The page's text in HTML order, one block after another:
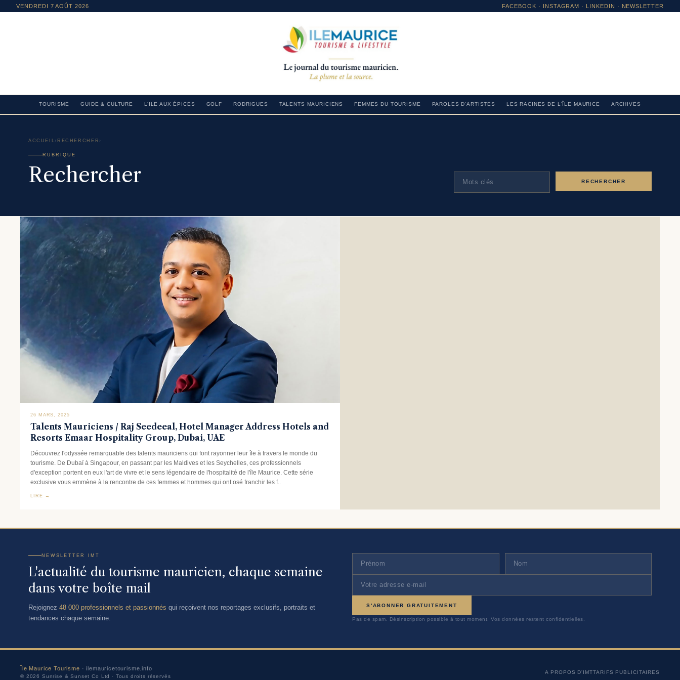
VENDREDI 7 AOÛT 2026 FACEBOOK · INSTAGRAM · LINKEDIN · NEWSLETTER
TOURISME GUIDE & CULTURE L’ILE AUX ÉPICES GOLF RODRIGUES TALENTS MAURICIENS FEMMES DU TOURISME PAROLES D'ARTISTES LES RACINES DE L'ÎLE MAURICE ARCHIVES
ACCUEIL › RECHERCHER ›
RUBRIQUE
Rechercher RECHERCHER
26 MARS, 2025
Talents Mauriciens / Raj Seedeeal, Hotel Manager Address Hotels and
Resorts Emaar Hospitality Group, Dubai, UAE
Découvrez l'odyssée remarquable des talents mauriciens qui font rayonner leur île à travers le monde du
tourisme. De Dubaï à Singapour, en passant par les Maldives et les Seychelles, ces professionnels
d'exception portent en eux l'art de vivre et le sens légendaire de l'hospitalité de l'île Maurice. Cette série
exclusive vous emmène à la rencontre de ces femmes et hommes qui ont osé franchir les f..
LIRE →
NEWSLETTER IMT
L'actualité du tourisme mauricien, chaque semaine
dans votre boîte mail
Rejoignez 48 000 professionnels et passionnés qui reçoivent nos reportages exclusifs, portraits et
tendances chaque semaine.
S'ABONNER GRATUITEMENT
Pas de spam. Désinscription possible à tout moment. Vos données restent confidentielles.
Île Maurice Tourisme · ilemauricetourisme.info
© 2026 Sunrise & Sunset Co Ltd · Tous droits réservés
A PROPOS D'IMTTARIFS PUBLICITAIRES